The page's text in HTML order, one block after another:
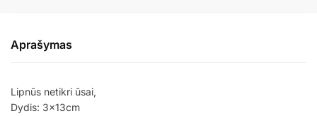
Aprašymas
Lipnūs netikri ūsai,
Dydis: 3x13cm